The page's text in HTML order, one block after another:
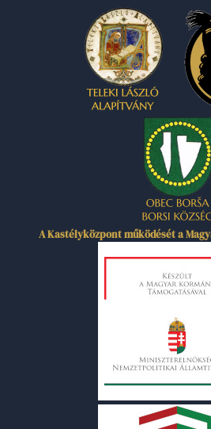
A Kastélyközpont működését a